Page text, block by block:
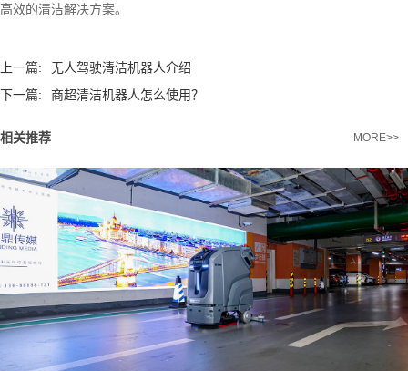
高效的清洁解决方案。
上一篇:
无人驾驶清洁机器人介绍
下一篇:
商超清洁机器人怎么使用？
相关推荐 MORE>>